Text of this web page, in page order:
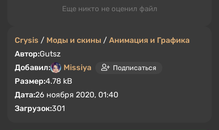
Crysis / Моды и скины / Анимация и Графика
Автор:Gutsz
Добавил:
Missiya Подписаться
Размер:4.78 kB
Дата:26 ноября 2020, 01:40
Загрузок:301
Еще никто не оценил файл